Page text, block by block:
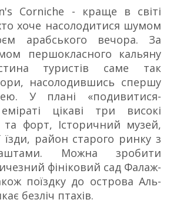
Corniche - краще в світі
хоче насолодитися шумом
арабського вечора. За
першокласного кальяну
туристів саме так
насолодившись спершу
У плані «подивитися-
цікаві три високі
та форт, Історичний музей,
їзди, район старого ринку з
Можна зробити
фініковий сад Фалаж-
поїздку до острова Аль-
безліч птахів.